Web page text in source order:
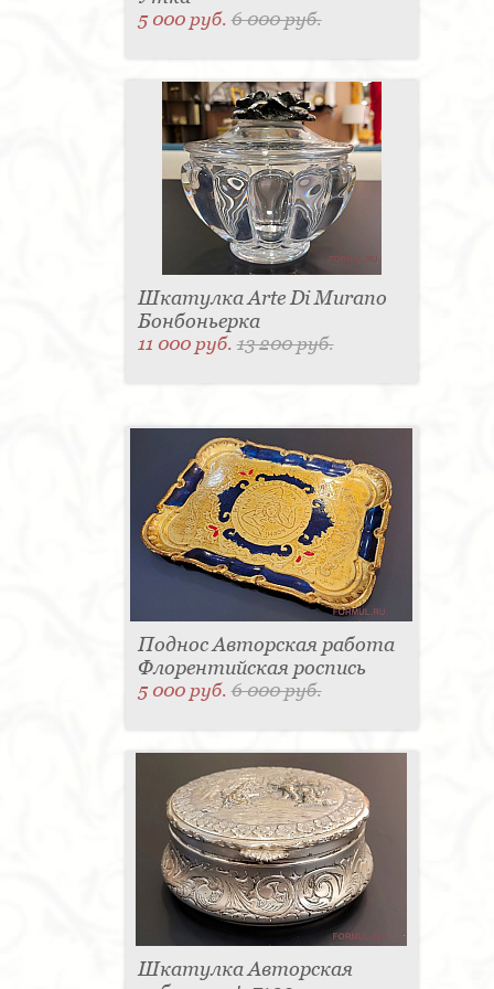
5 000 руб.6 000 руб.
Шкатулка Arte Di Murano
Бонбоньерка
11 000 руб.13 200 руб.
Поднос Авторская работа
Флорентийская роспись
5 000 руб.6 000 руб.
Шкатулка Авторская